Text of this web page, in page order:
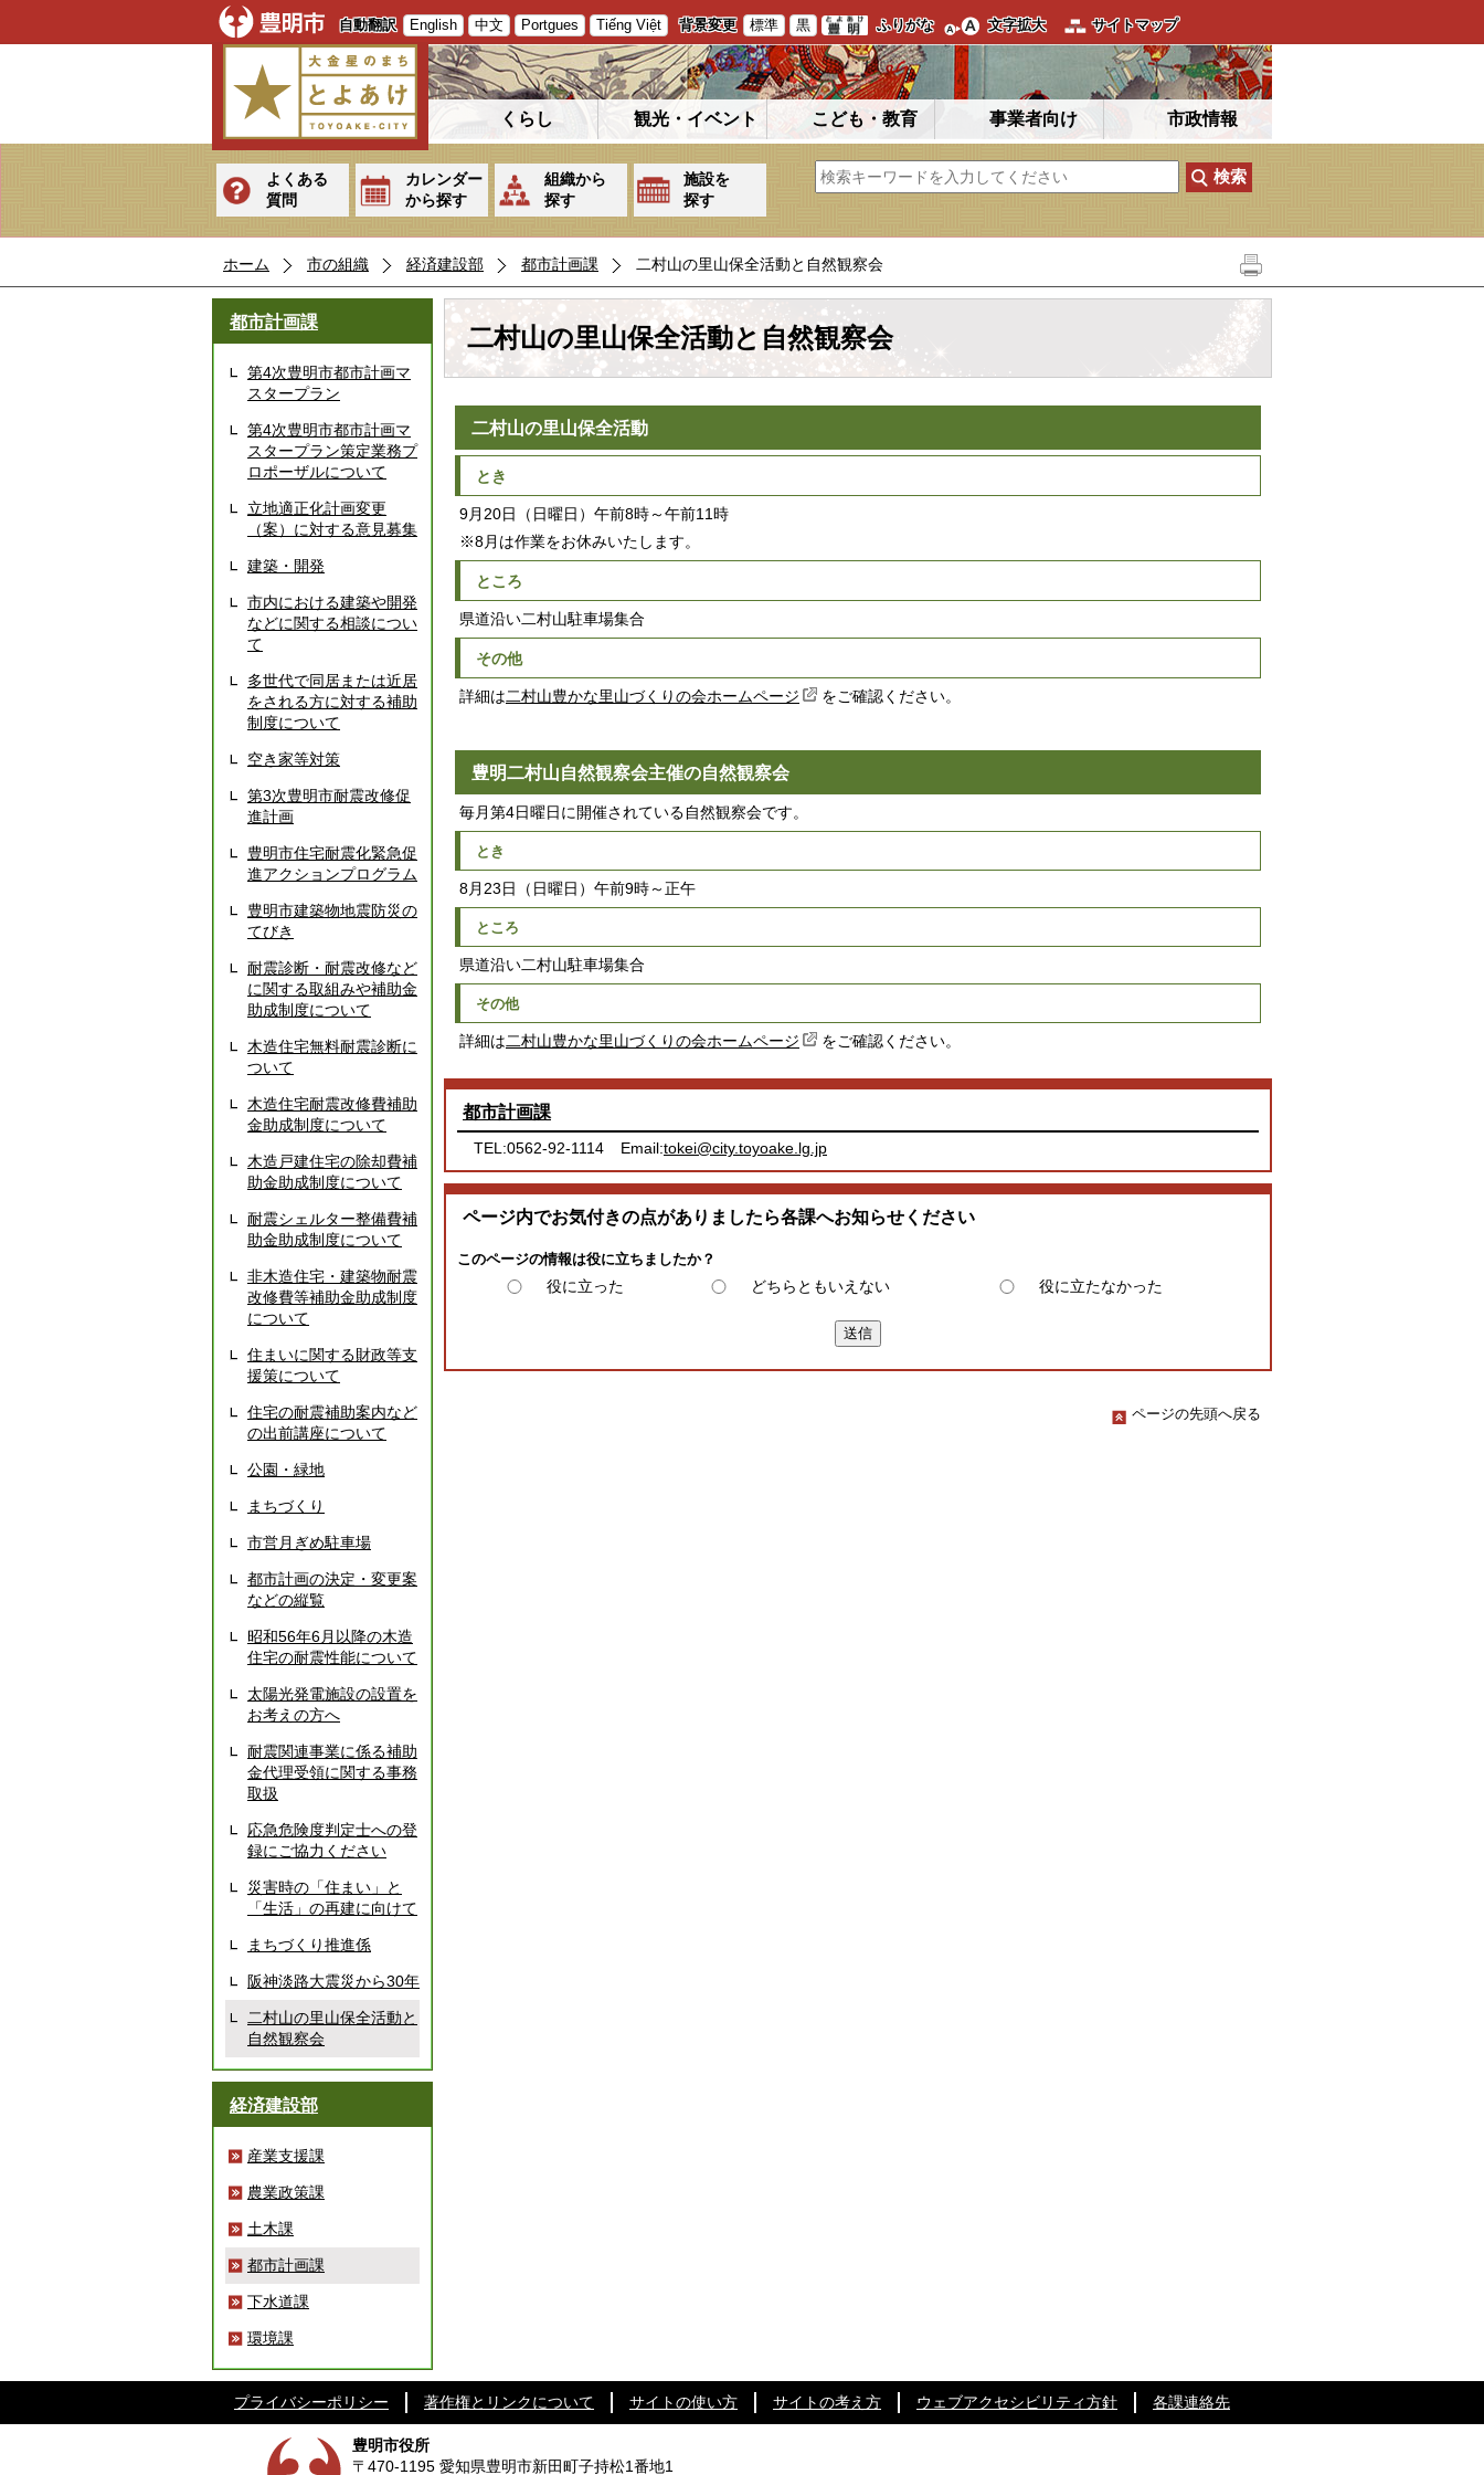
自動翻訳 English 中文 Portgues Tiếng Việt 背景変更 標準 黒 ふりがな 文字拡大 サイトマップ
くらし 観光・イベント こども・教育 事業者向け 市政情報
よくある
質問
カレンダー
から探す
組織から
探す
施設を
探す
ホーム 市の組織 経済建設部 都市計画課 二村山の里山保全活動と自然観察会
都市計画課
第4次豊明市都市計画マ
スタープラン
第4次豊明市都市計画マ
スタープラン策定業務プ
ロポーザルについて
立地適正化計画変更
（案）に対する意見募集
建築・開発
市内における建築や開発
などに関する相談につい
て
多世代で同居または近居
をされる方に対する補助
制度について
空き家等対策
第3次豊明市耐震改修促
進計画
豊明市住宅耐震化緊急促
進アクションプログラム
豊明市建築物地震防災の
てびき
耐震診断・耐震改修など
に関する取組みや補助金
助成制度について
木造住宅無料耐震診断に
ついて
木造住宅耐震改修費補助
金助成制度について
木造戸建住宅の除却費補
助金助成制度について
耐震シェルター整備費補
助金助成制度について
非木造住宅・建築物耐震
改修費等補助金助成制度
について
住まいに関する財政等支
援策について
住宅の耐震補助案内など
の出前講座について
公園・緑地
まちづくり
市営月ぎめ駐車場
都市計画の決定・変更案
などの縦覧
昭和56年6月以降の木造
住宅の耐震性能について
太陽光発電施設の設置を
お考えの方へ
耐震関連事業に係る補助
金代理受領に関する事務
取扱
応急危険度判定士への登
録にご協力ください
災害時の「住まい」と
「生活」の再建に向けて
まちづくり推進係
阪神淡路大震災から30年
二村山の里山保全活動と
自然観察会
経済建設部
産業支援課
農業政策課
土木課
都市計画課
下水道課
環境課
二村山の里山保全活動と自然観察会
二村山の里山保全活動
とき
9月20日（日曜日）午前8時～午前11時
※8月は作業をお休みいたします。
ところ
県道沿い二村山駐車場集合
その他
詳細は二村山豊かな里山づくりの会ホームページ をご確認ください。
豊明二村山自然観察会主催の自然観察会
毎月第4日曜日に開催されている自然観察会です。
とき
8月23日（日曜日）午前9時～正午
ところ
県道沿い二村山駐車場集合
その他
詳細は二村山豊かな里山づくりの会ホームページ をご確認ください。
都市計画課
TEL:0562-92-1114 Email:tokei@city.toyoake.lg.jp
ページ内でお気付きの点がありましたら各課へお知らせください
このページの情報は役に立ちましたか？
役に立った どちらともいえない 役に立たなかった
ページの先頭へ戻る
プライバシーポリシー 著作権とリンクについて サイトの使い方 サイトの考え方 ウェブアクセシビリティ方針 各課連絡先
豊明市役所
〒470-1195 愛知県豊明市新田町子持松1番地1